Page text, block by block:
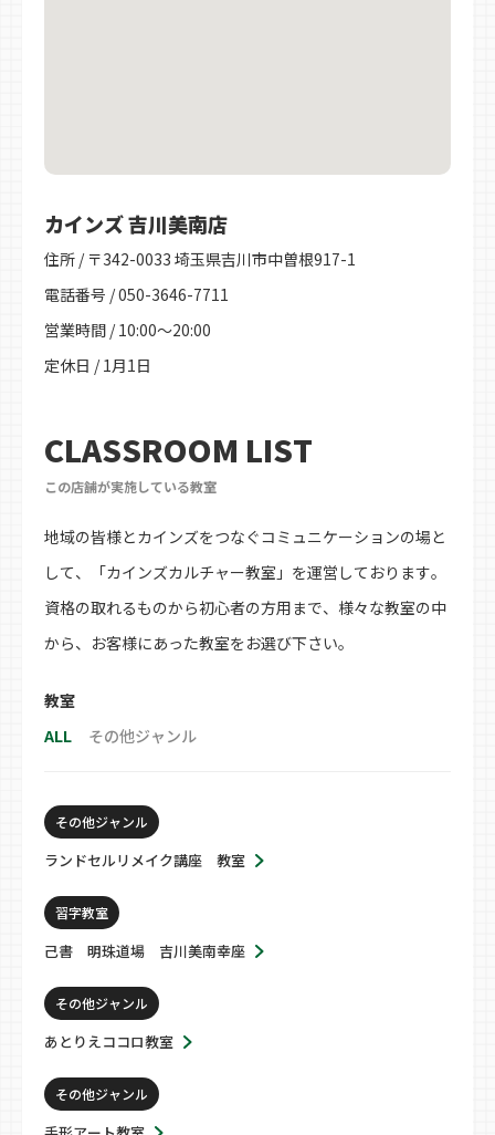
カインズ 吉川美南店
住所 / 〒342-0033 埼玉県吉川市中曽根917-1
電話番号 / 050-3646-7711
営業時間 / 10:00～20:00
定休日 / 1月1日
CLASSROOM LIST
この店舗が実施している教室
地域の皆様とカインズをつなぐコミュニケーションの場と
して、「カインズカルチャー教室」を運営しております。
資格の取れるものから初心者の方用まで、様々な教室の中
から、お客様にあった教室をお選び下さい。
教室
ALL
その他ジャンル
その他ジャンル
ランドセルリメイク講座 教室
習字教室
己書 明珠道場 吉川美南幸座
その他ジャンル
あとりえココロ教室
その他ジャンル